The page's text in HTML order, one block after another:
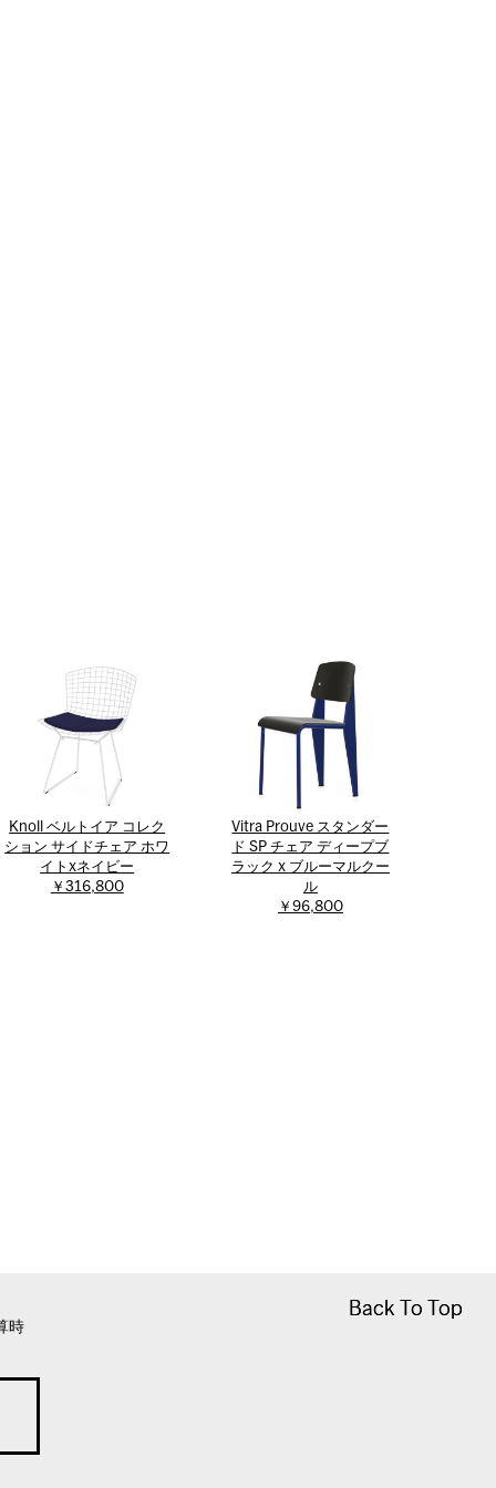
Knoll ベルトイア コレク
ション サイドチェア ホワ
イトxネイビー
￥316,800
Vitra Prouve スタンダー
ド SP チェア ディープブ
ラック x ブルーマルクー
ル
￥96,800
Back To Top
Back To Top
時